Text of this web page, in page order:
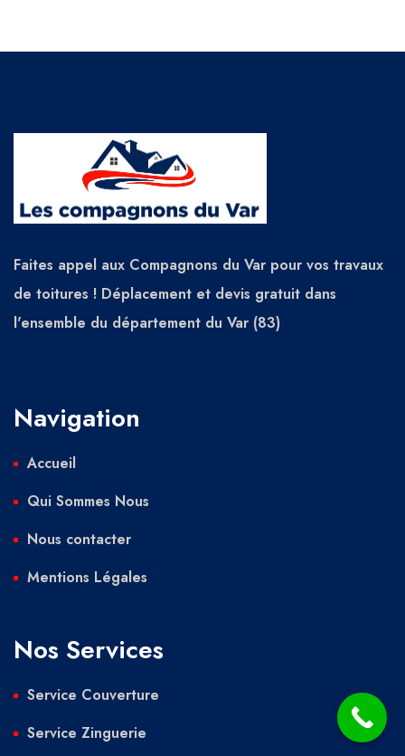
Faites appel aux Compagnons du Var pour vos travaux
de toitures ! Déplacement et devis gratuit dans
l'ensemble du département du Var (83)
Navigation
Accueil
Qui Sommes Nous
Nous contacter
Mentions Légales
Nos Services
Service Couverture
Service Zinguerie